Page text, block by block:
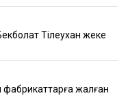
Тілеухан жеке
жалған